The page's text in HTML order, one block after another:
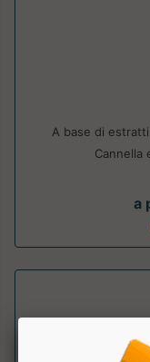
A base di
Cannella
a